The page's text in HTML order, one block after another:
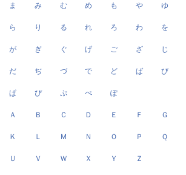
ま み む め も や ゆ
ら り る れ ろ わ を
が ぎ ぐ げ ご ざ じ
だ ぢ づ で ど ば び
ぱ ぴ ぷ ぺ ぽ
Ａ Ｂ Ｃ Ｄ Ｅ Ｆ Ｇ
Ｋ Ｌ Ｍ Ｎ Ｏ Ｐ Ｑ
Ｕ Ｖ Ｗ Ｘ Ｙ Ｚ